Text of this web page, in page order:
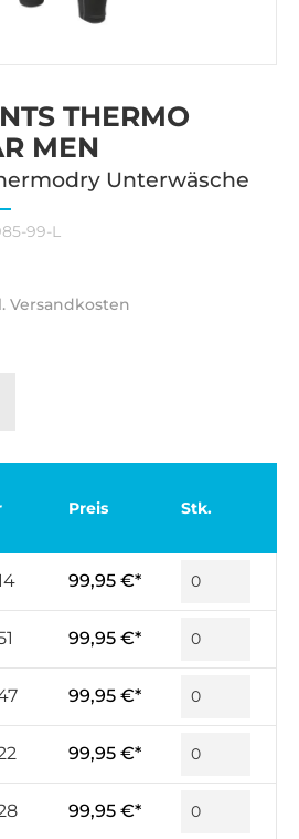
THERMO
MEN
Unterwäsche
99-L
Versandkosten
Preis Stk.
99,95 €*
99,95 €*
99,95 €*
99,95 €*
99,95 €*